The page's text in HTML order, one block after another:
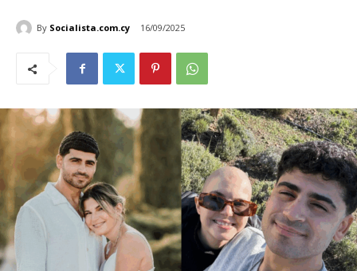
By Socialista.com.cy 16/09/2025